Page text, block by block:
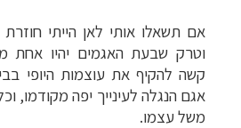
אם תשאלו אותי לאן הייתי חוזרת
וטרק שבעת האגמים יהיו אחת
קשה להקיף את עוצמות היופי
אגם הנגלה לעינייך יפה
משל עצמו.